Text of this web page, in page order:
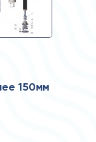
150мм